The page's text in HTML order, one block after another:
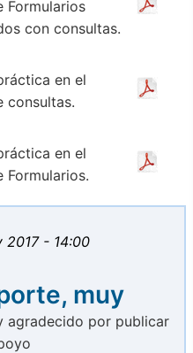
Formularios
con consultas.
en el
consultas.
en el
Formularios.
2017 - 14:00
muy
agradecido por publicar